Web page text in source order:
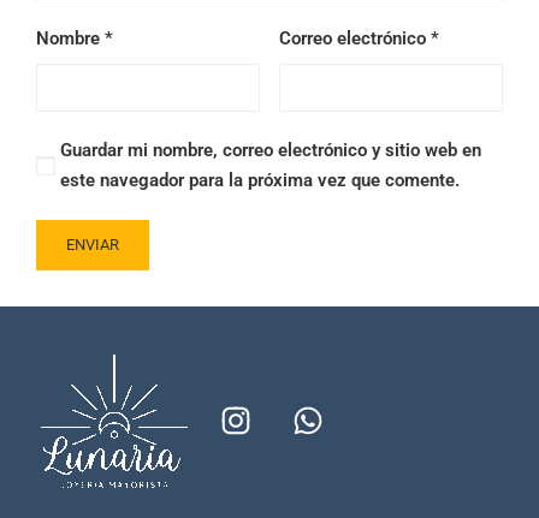
Nombre * Correo electrónico *
Guardar mi nombre, correo electrónico y sitio web en
este navegador para la próxima vez que comente.